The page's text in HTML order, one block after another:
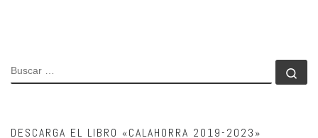
BUSCAR
DESCARGA EL LIBRO «CALAHORRA 2019-2023»